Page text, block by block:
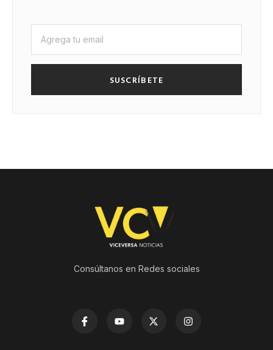
SUSCRÍBETE
Consúltanos en Redes sociales